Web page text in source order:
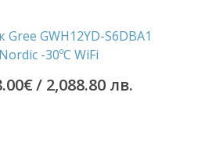
Gree GWH12YD-S6DBA1
Nordic -30ºС WiFi
€/ 2,088.80 лв.